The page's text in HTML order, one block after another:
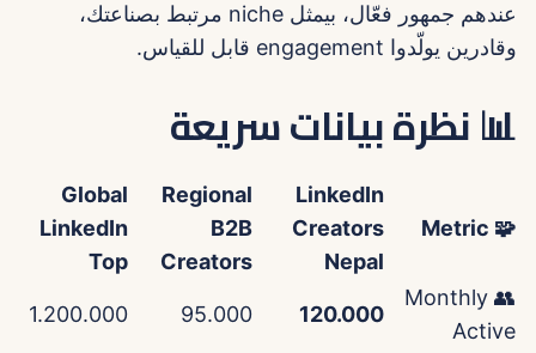
عندهم جمهور فعّال، بيمثل niche مرتبط بصناعتك،
وقادرين يولّدوا engagement قابل للقياس.
📊 نظرة بيانات سريعة
🧩 Metric
LinkedIn
Creators
Nepal
Regional
B2B
Creators
Global
LinkedIn
Top
👥 Monthly
Active
120.000
95.000
1.200.000